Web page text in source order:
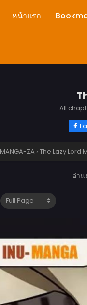
หน้าแรก
All
MANGA-ZA › The Lazy Lord
อ่าน